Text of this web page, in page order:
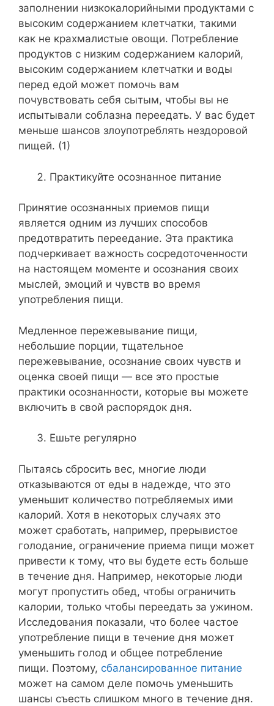
заполнении низкокалорийными продуктами с
высоким содержанием клетчатки, такими
как не крахмалистые овощи. Потребление
продуктов с низким содержанием калорий,
высоким содержанием клетчатки и воды
перед едой может помочь вам
почувствовать себя сытым, чтобы вы не
испытывали соблазна переедать. У вас будет
меньше шансов злоупотреблять нездоровой
пищей. (1)
Практикуйте осознанное питание
Принятие осознанных приемов пищи
является одним из лучших способов
предотвратить переедание. Эта практика
подчеркивает важность сосредоточенности
на настоящем моменте и осознания своих
мыслей, эмоций и чувств во время
употребления пищи.
Медленное пережевывание пищи,
небольшие порции, тщательное
пережевывание, осознание своих чувств и
оценка своей пищи — все это простые
практики осознанности, которые вы можете
включить в свой распорядок дня.
Ешьте регулярно
Пытаясь сбросить вес, многие люди
отказываются от еды в надежде, что это
уменьшит количество потребляемых ими
калорий. Хотя в некоторых случаях это
может сработать, например, прерывистое
голодание, ограничение приема пищи может
привести к тому, что вы будете есть больше
в течение дня. Например, некоторые люди
могут пропустить обед, чтобы ограничить
калории, только чтобы переедать за ужином.
Исследования показали, что более частое
употребление пищи в течение дня может
уменьшить голод и общее потребление
пищи. Поэтому, сбалансированное питание
может на самом деле помочь уменьшить
шансы съесть слишком много в течение дня.